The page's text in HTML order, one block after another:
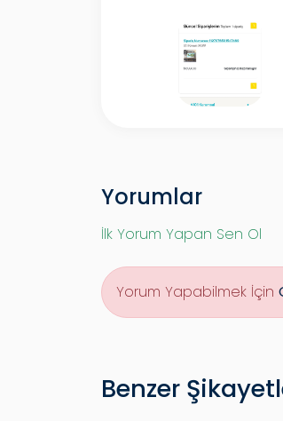
Yorumlar
İlk Yorum Yapan Sen Ol
Yorum Yapabilmek İçin
Benzer